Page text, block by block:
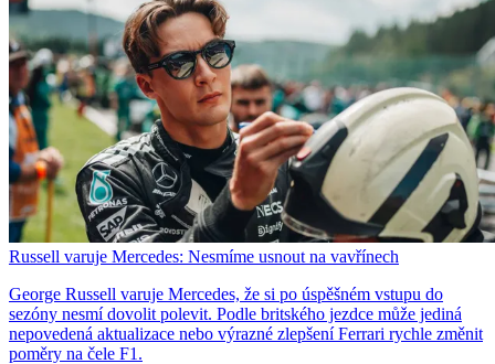
Russell varuje Mercedes: Nesmíme usnout na vavřínech
George Russell varuje Mercedes, že si po úspěšném vstupu do
sezóny nesmí dovolit polevit. Podle britského jezdce může jediná
nepovedená aktualizace nebo výrazné zlepšení Ferrari rychle změnit
poměry na čele F1.